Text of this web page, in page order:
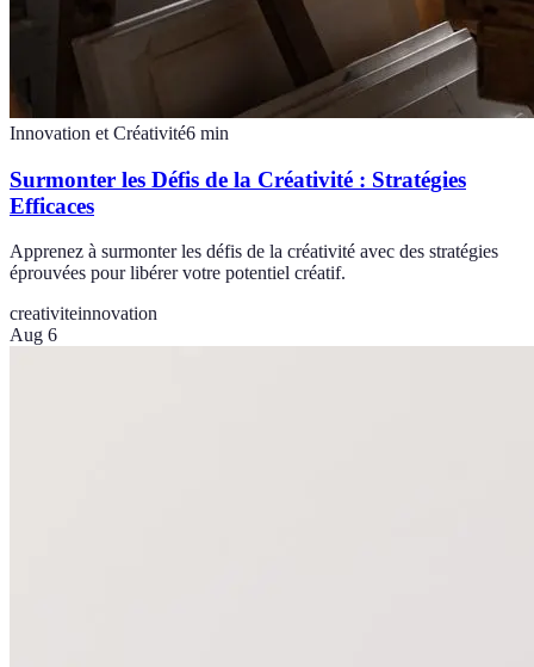
Innovation et Créativité6 min
Surmonter les Défis de la Créativité : Stratégies
Efficaces
Apprenez à surmonter les défis de la créativité avec des stratégies
éprouvées pour libérer votre potentiel créatif.
creativiteinnovation
Aug 6